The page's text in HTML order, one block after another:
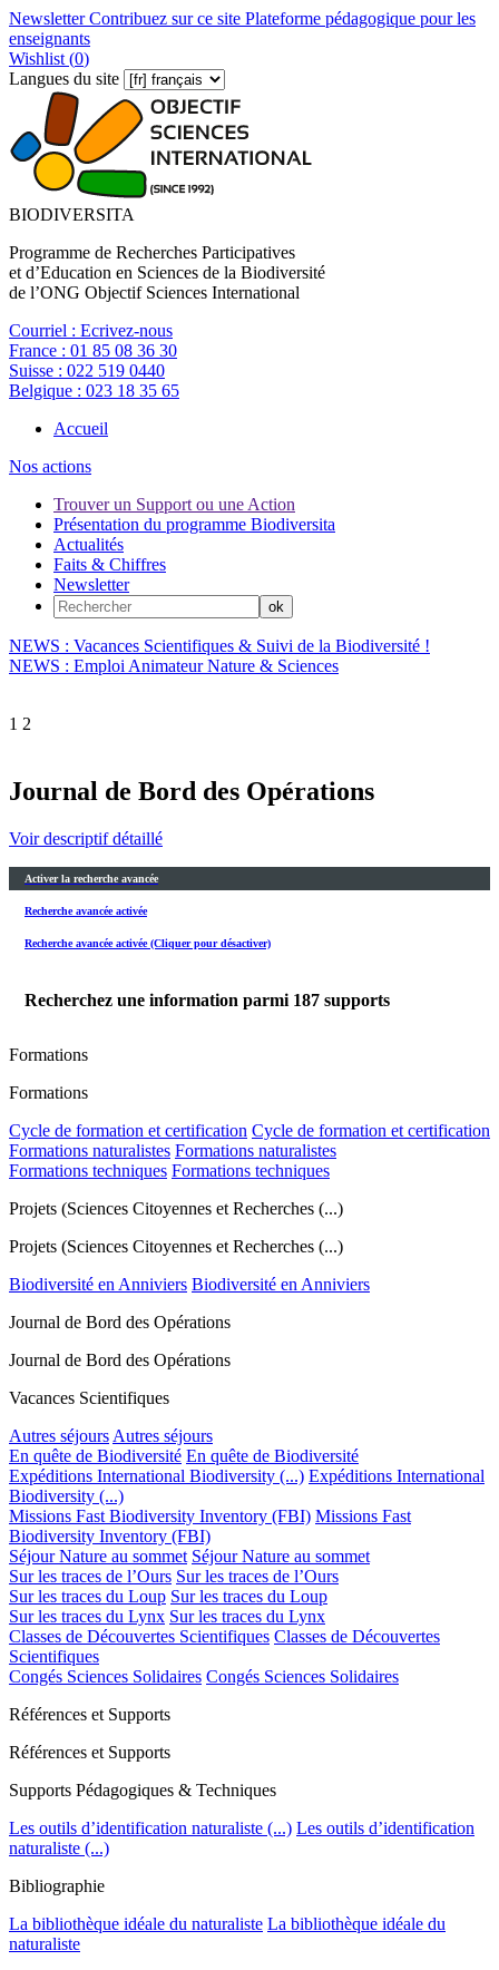
NewsletterContribuez sur ce site Plateforme pédagogique pour les
enseignants
Wishlist (0)
Langues du site
BIODIVERSITA
Programme de Recherches Participatives
et d’Education en Sciences de la Biodiversité
de l’ONG Objectif Sciences International
Courriel : Ecrivez-nous
France : 01 85 08 36 30
Suisse : 022 519 0440
Belgique : 023 18 35 65
Accueil
Nos actions
Trouver un Support ou une Action
Présentation du programme Biodiversita
Actualités
Faits & Chiffres
Newsletter
NEWS : Vacances Scientifiques & Suivi de la Biodiversité !
NEWS : Emploi Animateur Nature & Sciences
1 2
Journal de Bord des Opérations
Voir descriptif détaillé
Activer la recherche avancée
Recherche avancée activée
Recherche avancée activée (Cliquer pour désactiver)
Recherchez une information parmi 187 supports
Formations
Formations
Cycle de formation et certification Cycle de formation et certification
Formations naturalistes Formations naturalistes
Formations techniques Formations techniques
Projets (Sciences Citoyennes et Recherches (...)
Projets (Sciences Citoyennes et Recherches (...)
Biodiversité en Anniviers Biodiversité en Anniviers
Journal de Bord des Opérations
Journal de Bord des Opérations
Vacances Scientifiques
Autres séjours Autres séjours
En quête de Biodiversité En quête de Biodiversité
Expéditions International Biodiversity (...) Expéditions International
Biodiversity (...)
Missions Fast Biodiversity Inventory (FBI) Missions Fast
Biodiversity Inventory (FBI)
Séjour Nature au sommet Séjour Nature au sommet
Sur les traces de l’Ours Sur les traces de l’Ours
Sur les traces du Loup Sur les traces du Loup
Sur les traces du Lynx Sur les traces du Lynx
Classes de Découvertes Scientifiques Classes de Découvertes
Scientifiques
Congés Sciences Solidaires Congés Sciences Solidaires
Références et Supports
Références et Supports
Supports Pédagogiques & Techniques
Les outils d’identification naturaliste (...) Les outils d’identification
naturaliste (...)
Bibliographie
La bibliothèque idéale du naturaliste La bibliothèque idéale du
naturaliste